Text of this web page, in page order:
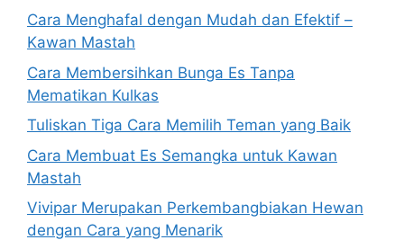
Cara Menghafal dengan Mudah dan Efektif –
Kawan Mastah
Cara Membersihkan Bunga Es Tanpa
Mematikan Kulkas
Tuliskan Tiga Cara Memilih Teman yang Baik
Cara Membuat Es Semangka untuk Kawan
Mastah
Vivipar Merupakan Perkembangbiakan Hewan
dengan Cara yang Menarik